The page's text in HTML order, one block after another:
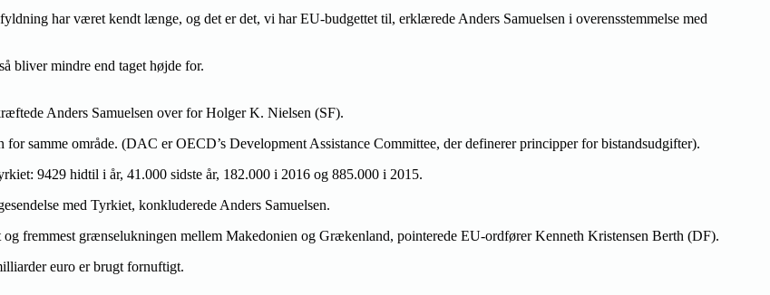
har været kendt længe, og det er det, vi har EU-budgettet til, erklærede Anders Samuelsen i overensstemmelse med
bliver mindre end taget højde for.
Anders Samuelsen over for Holger K. Nielsen (SF).
samme område. (DAC er OECD’s Development Assistance Committee, der definerer principper for bistandsudgifter).
9429 hidtil i år, 41.000 sidste år, 182.000 i 2016 og 885.000 i 2015.
med Tyrkiet, konkluderede Anders Samuelsen.
fremmest grænselukningen mellem Makedonien og Grækenland, pointerede EU-ordfører Kenneth Kristensen Berth (DF).
euro er brugt fornuftigt.